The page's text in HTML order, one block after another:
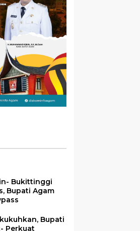
Bukittinggi
Bupati Agam
Bupati
Perkuat